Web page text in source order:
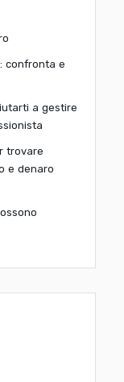
confronta e
a gestire
trovare
e denaro